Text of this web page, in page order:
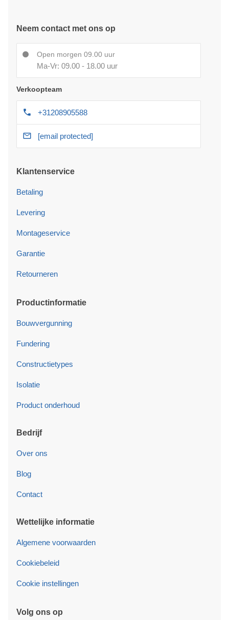
Neem contact met ons op
Open morgen 09.00 uur
Ma-Vr: 09.00 - 18.00 uur
Verkoopteam
+31208905588
[email protected]
Klantenservice
Betaling
Levering
Montageservice
Garantie
Retourneren
Productinformatie
Bouwvergunning
Fundering
Constructietypes
Isolatie
Product onderhoud
Bedrijf
Over ons
Blog
Contact
Wettelijke informatie
Algemene voorwaarden
Cookiebeleid
Cookie instellingen
Volg ons op